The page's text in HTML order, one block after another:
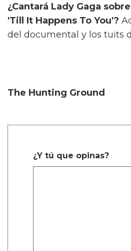
¿Cantará Lady Gaga
'Till It Happens To You'?
del documental y los tuits
The Hunting Ground
¿Y tú que opinas?